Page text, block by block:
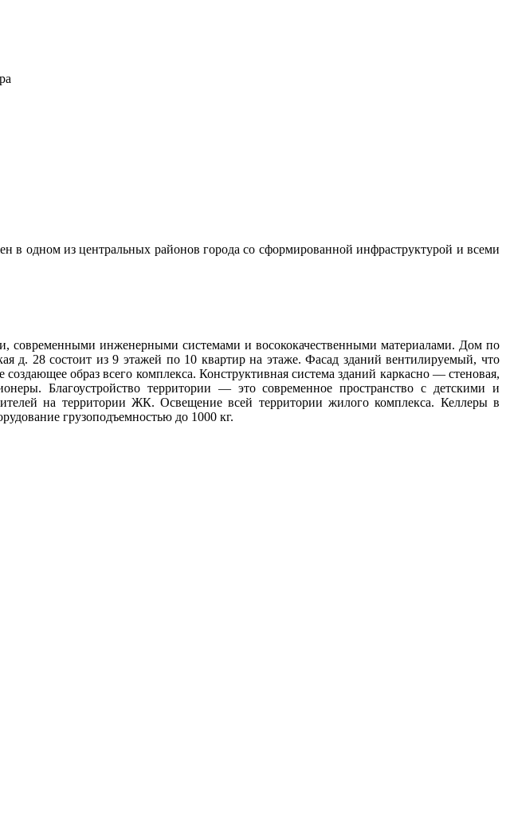
одном из центральных районов города со сформированной инфраструктурой и всеми
современными инженерными системами и восококачественными материалами. Дом по
д. 28 состоит из 9 этажей по 10 квартир на этаже. Фасад зданий вентилируемый, что
образ всего комплекса. Конструктивная система зданий каркасно — стеновая,
Благоустройство территории — это современное пространство с детскими и
на территории ЖК. Освещение всей территории жилого комплекса. Келлеры в
грузоподъемностью до 1000 кг.